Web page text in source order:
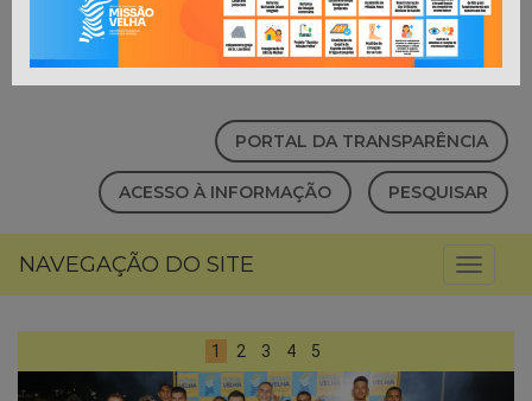
PORTAL DA TRANSPARÊNCIA
ACESSO À INFORMAÇÃO PESQUISAR
NAVEGAÇÃO DO SITE
1 2 3 4 5